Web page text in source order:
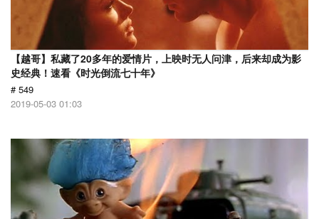
【越哥】私藏了20多年的爱情片，上映时无人问津，后来却成为影
史经典！速看《时光倒流七十年》
# 549
2019-05-03 01:03